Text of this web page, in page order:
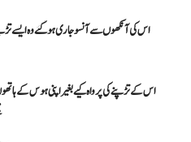
اس کی آنکھوں سے آنسو جاری ہو گئے وہ ایسے
اس کے تڑپنے کی پرواہ کیے بغیر اپنی ہوس کے